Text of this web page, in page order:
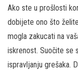
Ako ste u prošlosti
dobijete ono što
mogla zakucati na
iskrenost. Suočite se
ispravljanju grešaka.